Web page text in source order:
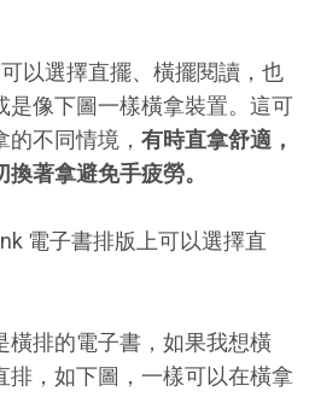
以選擇直擺、橫擺閱讀，也
是像下圖一樣橫拿裝置。這可
不同情境， 有時直拿舒適，
著拿避免手疲勞。
電子書排版上可以選擇直
橫排的電子書，如果我想橫
排，如下圖，一樣可以在橫拿